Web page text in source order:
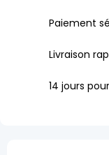
Paiement
Livraison
14 jours